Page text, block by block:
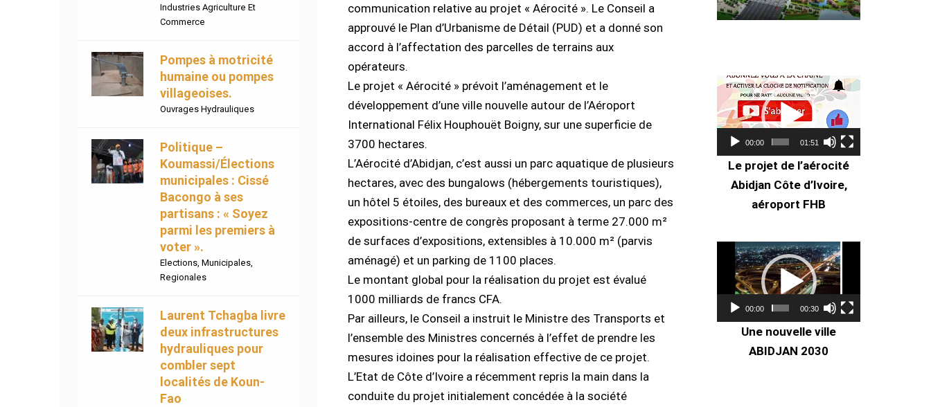
Industries Agriculture Et
Commerce
Pompes à motricité
humaine ou pompes
villageoises.
Ouvrages Hydrauliques
Politique –
Koumassi/Élections
municipales : Cissé
Bacongo à ses
partisans : « Soyez
parmi les premiers à
voter ».
Elections, Municipales,
Regionales
Laurent Tchagba livre
deux infrastructures
hydrauliques pour
combler sept
localités de Koun-
Fao
communication relative au projet « Aérocité ». Le Conseil a
approuvé le Plan d’Urbanisme de Détail (PUD) et a donné son
accord à l’affectation des parcelles de terrains aux
opérateurs.
Le projet « Aérocité » prévoit l’aménagement et le
développement d’une ville nouvelle autour de l’Aéroport
International Félix Houphouët Boigny, sur une superficie de
3700 hectares.
L’Aérocité d’Abidjan, c’est aussi un parc aquatique de plusieurs
hectares, avec des bungalows (hébergements touristiques),
un hôtel 5 étoiles, des bureaux et des commerces, un parc des
expositions-centre de congrès proposant à terme 27.000 m²
de surfaces d’expositions, extensibles à 10.000 m² (parvis
aménagé) et un parking de 1100 places.
Le montant global pour la réalisation du projet est évalué
1000 milliards de francs CFA.
Par ailleurs, le Conseil a instruit le Ministre des Transports et
l’ensemble des Ministres concernés à l’effet de prendre les
mesures idoines pour la réalisation effective de ce projet.
L’Etat de Côte d’Ivoire a récemment repris la main dans la
conduite du projet initialement concédée à la société
Lecteur
vidéo
00:00 01:51
Le projet de l’aérocité
Abidjan Côte d’Ivoire,
aéroport FHB
Lecteur
vidéo
00:00 00:30
Une nouvelle ville
ABIDJAN 2030